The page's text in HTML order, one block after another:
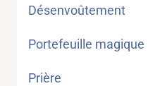
Désenvoûtement
Portefeuille magique
Prière